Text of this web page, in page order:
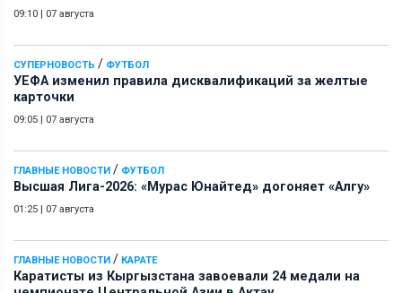
09:10 | 07 августа
СУПЕРНОВОСТЬ / ФУТБОЛ
УЕФА изменил правила дисквалификаций за желтые
карточки
09:05 | 07 августа
ГЛАВНЫЕ НОВОСТИ / ФУТБОЛ
Высшая Лига-2026: «Мурас Юнайтед» догоняет «Алгу»
01:25 | 07 августа
ГЛАВНЫЕ НОВОСТИ / КАРАТЕ
Каратисты из Кыргызстана завоевали 24 медали на